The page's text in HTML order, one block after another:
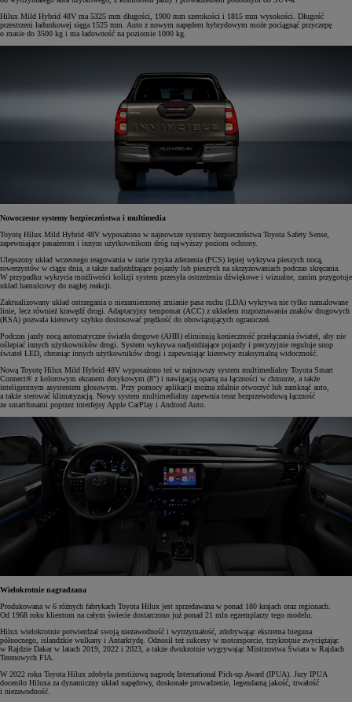
Hilux Mild Hybrid 48V ma 5325 mm długości, 1900 mm szerokości i 1815 mm wysokości. Długość
przestrzeni ładunkowej sięga 1525 mm. Auto z nowym napędem hybrydowym może pociągnąć przyczepę
o masie do 3500 kg i ma ładowność na poziomie 1000 kg.
Nowoczesne systemy bezpieczeństwa i multimedia
Toyotę Hilux Mild Hybrid 48V wyposażono w najnowsze systemy bezpieczeństwa Toyota Safety Sense,
zapewniające pasażerom i innym użytkownikom dróg najwyższy poziom ochrony.
Ulepszony układ wczesnego reagowania w razie ryzyka zderzenia (PCS) lepiej wykrywa pieszych nocą,
rowerzystów w ciągu dnia, a także nadjeżdżające pojazdy lub pieszych na skrzyżowaniach podczas skręcania.
W przypadku wykrycia możliwości kolizji system przesyła ostrzeżenia dźwiękowe i wizualne, zanim przygotuje
układ hamulcowy do nagłej reakcji.
Zaktualizowany układ ostrzegania o niezamierzonej zmianie pasa ruchu (LDA) wykrywa nie tylko namalowane
linie, lecz również krawędź drogi. Adaptacyjny tempomat (ACC) z układem rozpoznawania znaków drogowych
(RSA) pozwala kierowcy szybko dostosować prędkość do obowiązujących ograniczeń.
Podczas jazdy nocą automatyczne światła drogowe (AHB) eliminują konieczność przełączania świateł, aby nie
oślepiać innych użytkowników drogi. System wykrywa nadjeżdżające pojazdy i precyzyjnie reguluje snop
świateł LED, chroniąc innych użytkowników drogi i zapewniając kierowcy maksymalną widoczność.
Nową Toyotę Hilux Mild Hybrid 48V wyposażono też w najnowszy system multimedialny Toyota Smart
Connect® z kolorowym ekranem dotykowym (8") i nawigacją opartą na łączności w chmurze, a także
inteligentnym asystentem głosowym. Przy pomocy aplikacji można zdalnie otworzyć lub zamknąć auto,
a także sterować klimatyzacją. Nowy system multimedialny zapewnia teraz bezprzewodową łączność
ze smartfonami poprzez interfejsy Apple CarPlay i Android Auto.
Wielokrotnie nagradzana
Produkowana w 6 różnych fabrykach Toyota Hilux jest sprzedawana w ponad 180 krajach oraz regionach.
Od 1968 roku klientom na całym świecie dostarczono już ponad 21 mln egzemplarzy tego modelu.
Hilux wielokrotnie potwierdzał swoją niezawodność i wytrzymałość, zdobywając ekstrema bieguna
północnego, islandzkie wulkany i Antarktydę. Odnosił też sukcesy w motorsporcie, trzykrotnie zwyciężając
w Rajdzie Dakar w latach 2019, 2022 i 2023, a także dwukrotnie wygrywając Mistrzostwa Świata w Rajdach
Terenowych FIA.
W 2022 roku Toyota Hilux zdobyła prestiżową nagrodę International Pick-up Award (IPUA). Jury IPUA
doceniło Hiluxa za dynamiczny układ napędowy, doskonałe prowadzenie, legendarną jakość, trwałość
i niezawodność.